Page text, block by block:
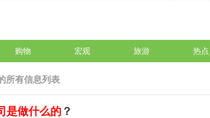
购物 宏观 旅游 热点
所有信息列表
是做什么的 ？